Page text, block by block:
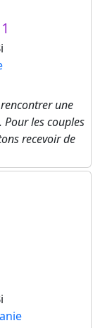
une
les couples
recevoir de